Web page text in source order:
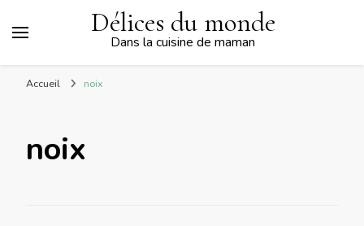
Délices du monde
Dans la cuisine de maman
Accueil noix
noix